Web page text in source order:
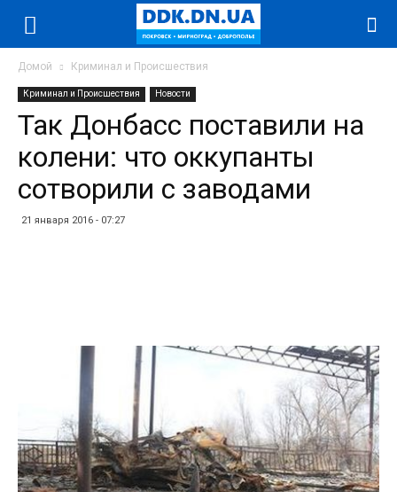
Домой Криминал и Происшествия
Криминал и Происшествия Новости
Так Донбасс поставили на
колени: что оккупанты
сотворили с заводами
21 января 2016 - 07:27